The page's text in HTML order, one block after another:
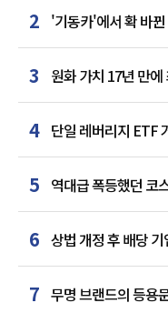
2 '기동카'에서 확 바
카드사 경쟁
3 원화 가치 17년 만
4 단일 레버리지 ETF
5 역대급 폭등했던 코
급락
6 상법 개정 후 배당
최다'
7 무명 브랜드의 등